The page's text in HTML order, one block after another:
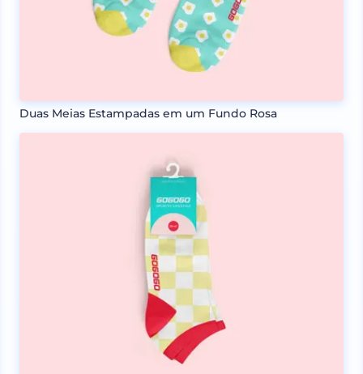
Duas Meias Estampadas em um Fundo Rosa